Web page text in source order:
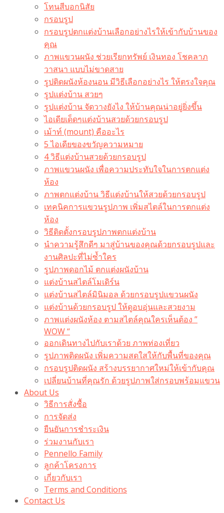
โทนสีบอกนิสัย
กรอบรูป
กรอบรูปตกแต่งบ้านเลือกอย่างไรให้เข้ากับบ้านของ
คุณ
ภาพแขวนผนัง ช่วยเรียกทรัพย์ เงินทอง โชคลาภ
วาสนา แบบไม่ขาดสาย
รูปติดผนังห้องนอน มีวิธีเลือกอย่างไร ให้ตรงใจคุณ
รูปแต่งบ้าน สวยๆ
รูปแต่งบ้าน จัดวางยังไง ให้บ้านคุณน่าอยู่ยิ่งขึ้น
ไอเดียเด็ดๆแต่งบ้านสวยด้วยกรอบรูป
เม้าท์ (mount) คืออะไร​
5 ไอเดียของขวัญความหมาย
4 วิธีแต่งบ้านสวยด้วยกรอบรูป
ภาพแขวนผนัง เพื่อความประทับใจในการตกแต่ง
ห้อง
ภาพตกแต่งบ้าน วิธีแต่งบ้านให้สวยด้วยกรอบรูป
เทคนิคการแขวนรูปภาพ เพิ่มสไตล์ในการตกแต่ง
ห้อง
วิธีติดตั้งกรอบรูปภาพตกแต่งบ้าน
นำความรู้สึกดีๆ มาสู่บ้านของคุณด้วยกรอบรูปและ
งานศิลปะที่ไม่ซ้ำใคร
รูปภาพดอกไม้ ตกแต่งผนังบ้าน
แต่งบ้านสไตล์โมเดิร์น
แต่งบ้านสไตล์มินิมอล ด้วยกรอบรูปแขวนผนัง
แต่งบ้านด้วยกรอบรูป ให้ดูอบอุ่นและสวยงาม
ภาพแต่งผนังห้อง ตามสไตล์คุณใครเห็นต้อง ”
WOW “
ออกเดินทางไปกับเราด้วย ภาพท่องเที่ยว
รูปภาพติดผนัง เพิ่มความสดใสให้กับพื้นที่ของคุณ
กรอบรูปติดผนัง สร้างบรรยากาศใหม่ให้เข้ากับคุณ
เปลี่ยนบ้านที่คุณรัก ด้วยรูปภาพใส่กรอบพร้อมแขวน​
About Us
วิธีการสั่งซื้อ
การจัดส่ง
ยืนยันการชำระเงิน
ร่วมงานกับเรา
Pennello Family
ลูกค้าโครงการ
เกี่ยวกับเรา
Terms and Conditions
Contact Us